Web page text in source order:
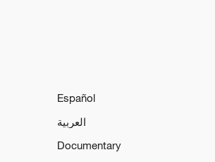
Español
العربية
Documentary